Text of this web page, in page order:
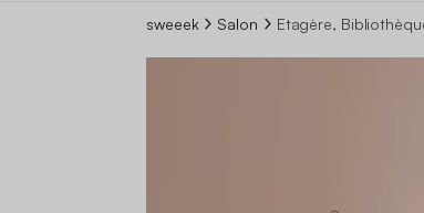
sweeek Salon Etagère,